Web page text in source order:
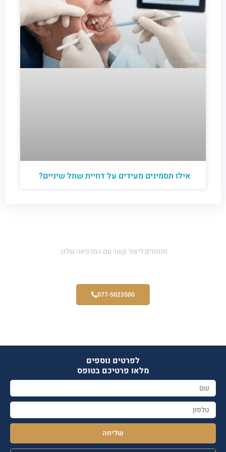
אילו תסמינים מעידים על דחיית שתל שיניים?
מוזמנים ליצור קשר עם המרפאה שלנו.
077-5023500
לפרטים נוספים
מלאו פרטיכם בטופס
שליחה